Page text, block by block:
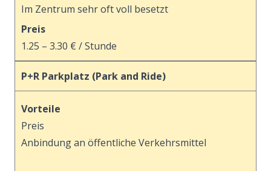
Im Zentrum sehr oft voll besetzt
Preis
1.25 –⁠⁠⁠⁠⁠⁠ 3.30 € / Stunde
P+R Parkplatz (Park and Ride)
Vorteile
Preis
Anbindung an öffentliche Verkehrsmittel